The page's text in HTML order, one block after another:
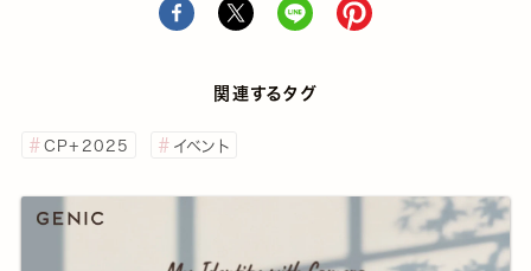
関連するタグ
CP+2025 イベント